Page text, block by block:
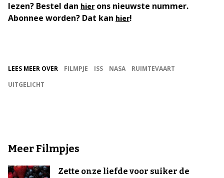
lezen? Bestel dan hierons nieuwste nummer.
Abonnee worden? Dat kan hier!
LEES MEER OVER FILMPJE ISS NASA
RUIMTEVAART
UITGELICHT
Meer Filmpjes
Zette onze liefde voor suiker de